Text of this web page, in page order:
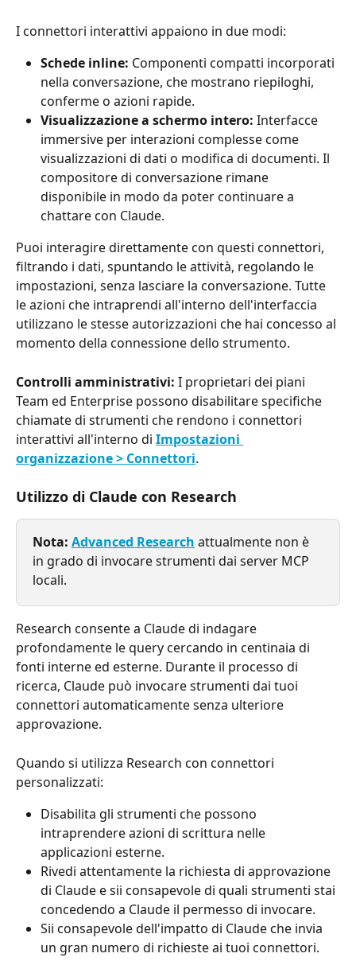
I connettori interattivi appaiono in due modi:
Schede inline: Componenti compatti incorporati
nella conversazione, che mostrano riepiloghi,
conferme o azioni rapide.
Visualizzazione a schermo intero: Interfacce
immersive per interazioni complesse come
visualizzazioni di dati o modifica di documenti. Il
compositore di conversazione rimane
disponibile in modo da poter continuare a
chattare con Claude.
Puoi interagire direttamente con questi connettori,
filtrando i dati, spuntando le attività, regolando le
impostazioni, senza lasciare la conversazione. Tutte
le azioni che intraprendi all'interno dell'interfaccia
utilizzano le stesse autorizzazioni che hai concesso al
momento della connessione dello strumento.
Controlli amministrativi: I proprietari dei piani
Team ed Enterprise possono disabilitare specifiche
chiamate di strumenti che rendono i connettori
interattivi all'interno di Impostazioni
organizzazione > Connettori.
Utilizzo di Claude con Research
Nota: Advanced Research attualmente non è
in grado di invocare strumenti dai server MCP
locali.
Research consente a Claude di indagare
profondamente le query cercando in centinaia di
fonti interne ed esterne. Durante il processo di
ricerca, Claude può invocare strumenti dai tuoi
connettori automaticamente senza ulteriore
approvazione.
Quando si utilizza Research con connettori
personalizzati:
Disabilita gli strumenti che possono
intraprendere azioni di scrittura nelle
applicazioni esterne.
Rivedi attentamente la richiesta di approvazione
di Claude e sii consapevole di quali strumenti stai
concedendo a Claude il permesso di invocare.
Sii consapevole dell'impatto di Claude che invia
un gran numero di richieste ai tuoi connettori.